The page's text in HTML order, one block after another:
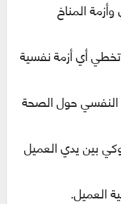
المناخ
أي أزمة نفسية
النفسي حول الصحة
بين يدي العميل
العميل.